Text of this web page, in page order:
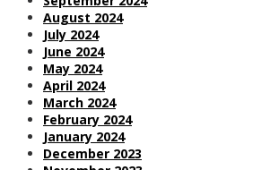
August 2024
July 2024
June 2024
May 2024
April 2024
March 2024
February 2024
January 2024
December 2023